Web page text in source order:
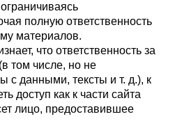
полную ответственность
материалов.
что ответственность за
том числе, но не
с данными, тексты и т. д.), к
доступ как к части сайта
лицо, предоставившее